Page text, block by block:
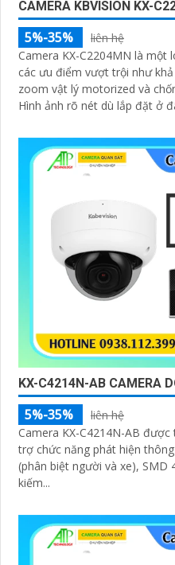
CAMERA KBVISION KX-
5%-35%
liên hệ
Camera KX-C2204MN là một
các ưu điểm vượt trội như
zoom vật lý motorized và
Hình ảnh rõ nét dù lắp đặt ở
KX-C4214N-AB CAMERA
5%-35%
liên hệ
Camera KX-C4214N-AB
trợ chức năng phát hiện
(phân biệt người và xe), SMD 4.0. Tìm kiếm thông
kiếm...